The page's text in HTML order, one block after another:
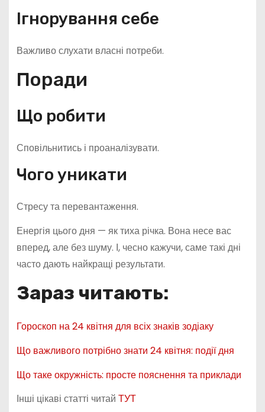
Ігнорування себе
Важливо слухати власні потреби.
Поради
Що робити
Сповільнитись і проаналізувати.
Чого уникати
Стресу та перевантаження.
Енергія цього дня — як тиха річка. Вона несе вас
вперед, але без шуму. І, чесно кажучи, саме такі дні
часто дають найкращі результати.
Зараз читають:
Гороскоп на 24 квітня для всіх знаків зодіаку
Що важливого потрібно знати 24 квітня: події дня
Що таке окружність: просте пояснення та приклади
Інші цікаві статті читай ТУТ